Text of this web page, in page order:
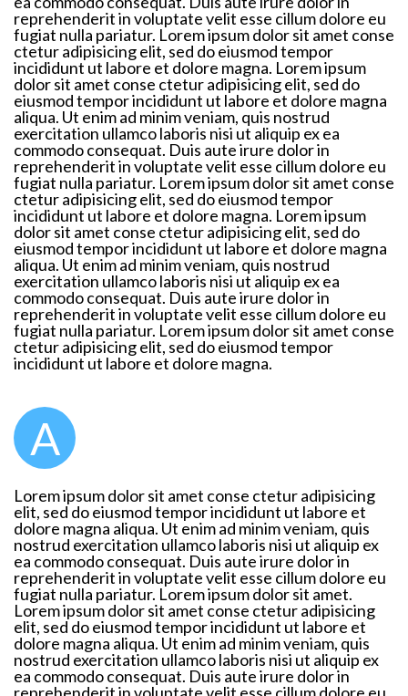
reprehenderit in voluptate velit esse cillum dolore eu
fugiat nulla pariatur. Lorem ipsum dolor sit amet conse
ctetur adipisicing elit, sed do eiusmod tempor
incididunt ut labore et dolore magna. Lorem ipsum
dolor sit amet conse ctetur adipisicing elit, sed do
eiusmod tempor incididunt ut labore et dolore magna
aliqua. Ut enim ad minim veniam, quis nostrud
exercitation ullamco laboris nisi ut aliquip ex ea
commodo consequat. Duis aute irure dolor in
reprehenderit in voluptate velit esse cillum dolore eu
fugiat nulla pariatur. Lorem ipsum dolor sit amet conse
ctetur adipisicing elit, sed do eiusmod tempor
incididunt ut labore et dolore magna. Lorem ipsum
dolor sit amet conse ctetur adipisicing elit, sed do
eiusmod tempor incididunt ut labore et dolore magna
aliqua. Ut enim ad minim veniam, quis nostrud
exercitation ullamco laboris nisi ut aliquip ex ea
commodo consequat. Duis aute irure dolor in
reprehenderit in voluptate velit esse cillum dolore eu
fugiat nulla pariatur. Lorem ipsum dolor sit amet conse
ctetur adipisicing elit, sed do eiusmod tempor
incididunt ut labore et dolore magna.
A
Lorem ipsum dolor sit amet conse ctetur adipisicing
elit, sed do eiusmod tempor incididunt ut labore et
dolore magna aliqua. Ut enim ad minim veniam, quis
nostrud exercitation ullamco laboris nisi ut aliquip ex
ea commodo consequat. Duis aute irure dolor in
reprehenderit in voluptate velit esse cillum dolore eu
fugiat nulla pariatur. Lorem ipsum dolor sit amet.
Lorem ipsum dolor sit amet conse ctetur adipisicing
elit, sed do eiusmod tempor incididunt ut labore et
dolore magna aliqua. Ut enim ad minim veniam, quis
nostrud exercitation ullamco laboris nisi ut aliquip ex
ea commodo consequat. Duis aute irure dolor in